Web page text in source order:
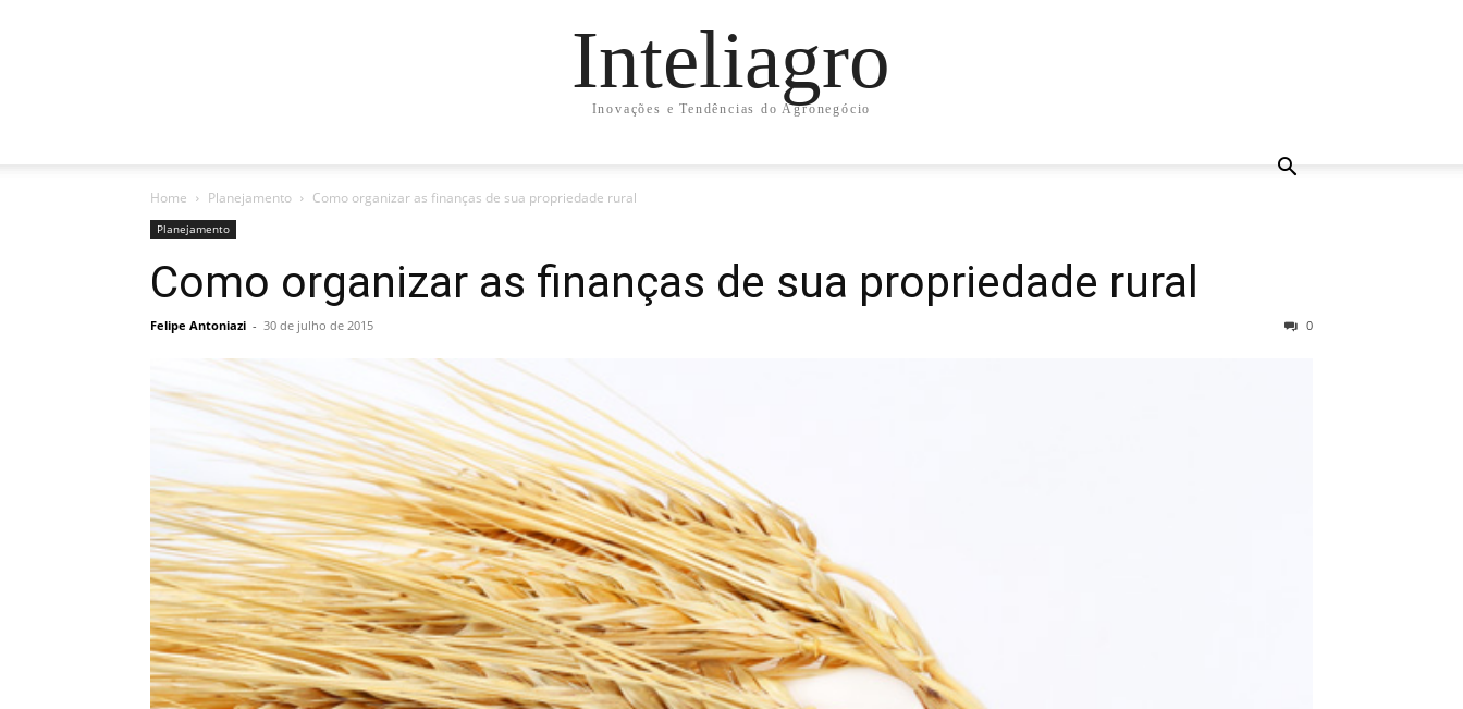
Inteliagro
Inovações e Tendências do Agronegócio
Home Planejamento Como organizar as finanças de sua propriedade rural
Planejamento
Como organizar as finanças de sua propriedade rural
Felipe Antoniazi - 30 de julho de 2015 0